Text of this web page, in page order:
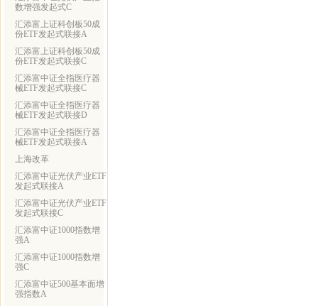
数增强发起式C
汇添富上证科创板50成
份ETF发起式联接A
汇添富上证科创板50成
份ETF发起式联接C
汇添富中证全指医疗器
械ETF发起式联接C
汇添富中证全指医疗器
械ETF发起式联接D
汇添富中证全指医疗器
械ETF发起式联接A
上海改革
汇添富中证光伏产业ETF
发起式联接A
汇添富中证光伏产业ETF
发起式联接C
汇添富中证1000指数增
强A
汇添富中证1000指数增
强C
汇添富中证500基本面增
强指数A